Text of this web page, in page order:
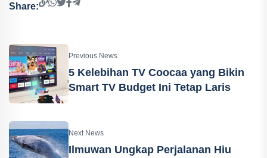
Share:
Previous News
5 Kelebihan TV Coocaa yang Bikin
Smart TV Budget Ini Tetap Laris
Next News
Ilmuwan Ungkap Perjalanan Hiu